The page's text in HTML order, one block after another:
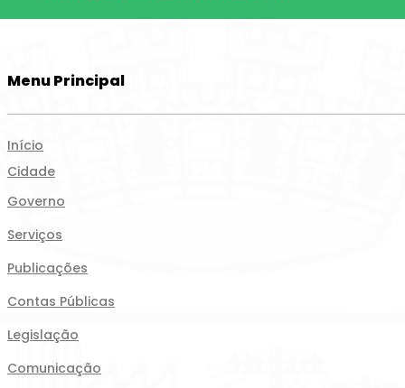
Menu Principal
Início
Cidade
Governo
Serviços
Publicações
Contas Públicas
Legislação
Comunicação